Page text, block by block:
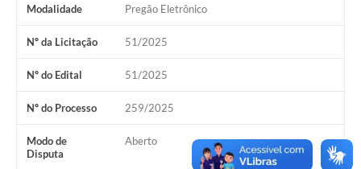
Arquivos para Download
Modalidade Pregão Eletrônico
Nº da Licitação 51/2025
Nº do Edital 51/2025
Nº do Processo 259/2025
Modo de
Disputa
Aberto